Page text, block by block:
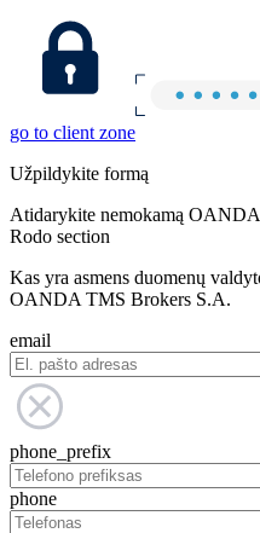
go to client zone
Užpildykite formą
Atidarykite nemokamą OANDA
Rodo section
Kas yra asmens duomenų
OANDA TMS Brokers S.A.
email
phone_prefix
phone